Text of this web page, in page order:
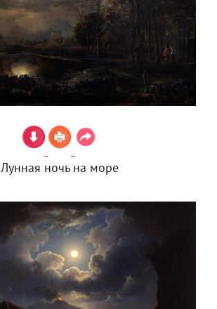
Лунная ночь на море